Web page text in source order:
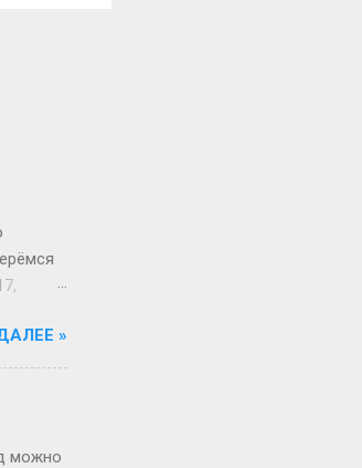
а
в
уже
»
можно